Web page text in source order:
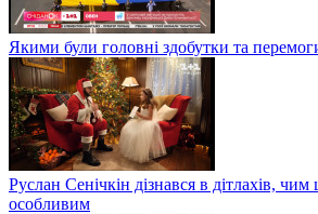
Якими були головні здобутки та
Руслан Сенічкін дізнався в дітлахів,
особливим